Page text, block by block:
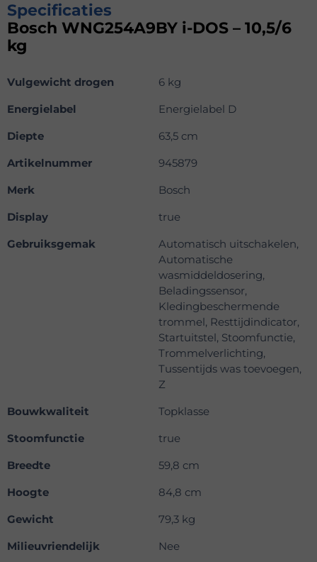
Specificaties
Bosch WNG254A9BY i-DOS – 10,5/6
kg
Vulgewicht drogen
6 kg
Energielabel
Energielabel D
Diepte
63,5 cm
Artikelnummer
945879
Merk
Bosch
Display
true
Gebruiksgemak
Automatisch uitschakelen,
Automatische
wasmiddeldosering,
Beladingssensor,
Kledingbeschermende
trommel, Resttijdindicator,
Startuitstel, Stoomfunctie,
Trommelverlichting,
Tussentijds was toevoegen,
Z
Bouwkwaliteit
Topklasse
Stoomfunctie
true
Breedte
59,8 cm
Hoogte
84,8 cm
Gewicht
79,3 kg
Milieuvriendelijk
Nee